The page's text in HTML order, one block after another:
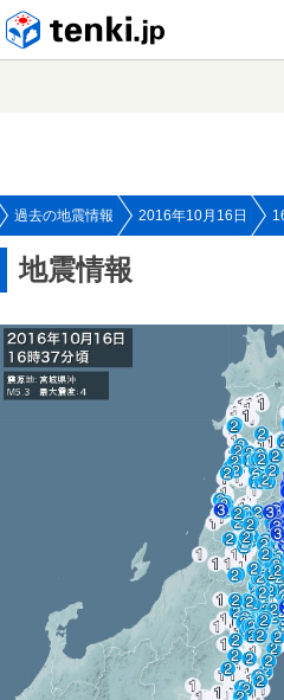
過去の地震情報 2016年10月16日
地震情報